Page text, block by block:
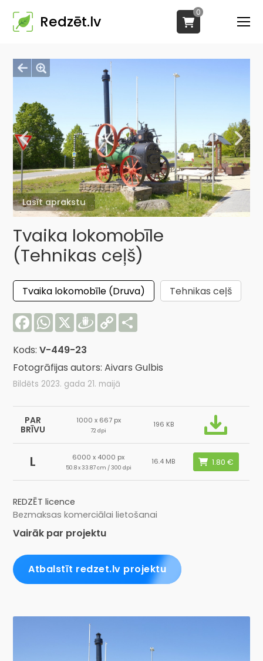
Redzēt.lv
0
Lasīt aprakstu
Tvaika lokomobīle
(Tehnikas ceļš)
Tvaika lokomobīle (Druva)
Tehnikas ceļš
FacebookWhatsApp
X Draugiem
Copy
Link
Kods:V-449-23
Fotogrāfijas autors: Aivars Gulbis
Bildēts 2023. gada 21. maijā
PAR
BRĪVU
1000 x 667 px
72 dpi
196 KB
L 6000 x 4000 px
50.8 x 33.87 cm / 300 dpi
16.4 MB
REDZĒT licence
Bezmaksas komerciālai lietošanai
Vairāk par projektu
Atbalstīt redzet.lv projektu